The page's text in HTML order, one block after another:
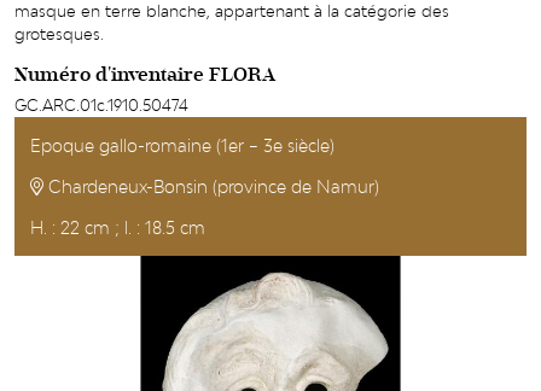
masque en terre blanche, appartenant à la catégorie des
grotesques.
Numéro d'inventaire FLORA
GC.ARC.01c.1910.50474
Epoque gallo-romaine (1er – 3e siècle)
Chardeneux-Bonsin (province de Namur)
H. : 22 cm ; l. : 18.5 cm